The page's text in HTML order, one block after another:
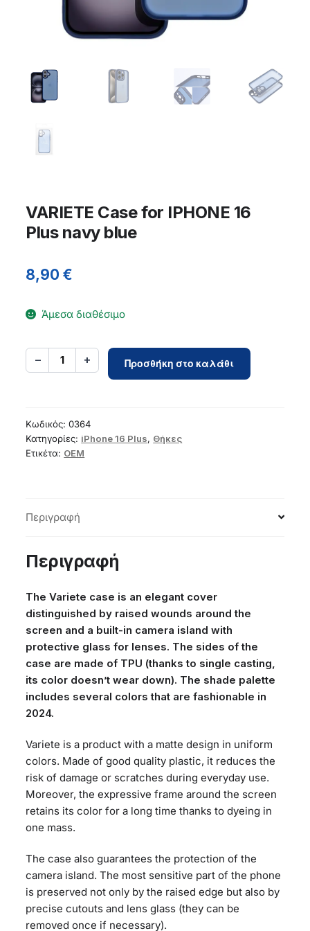
VARIETE Case for IPHONE 16
Plus navy blue
8,90€
Άμεσα διαθέσιμο
− 1 +
VARIETE
Case
Plus
Προσθήκη στο καλάθι
Κωδικός:0364
Κατηγορίες: iPhone 16 Plus, Θήκες
Ετικέτα: OEM
Περιγραφή
Περιγραφή
The Variete case is an elegant cover
distinguished by raised wounds around the
screen and a built-in camera island with
protective glass for lenses. The sides of the
case are made of TPU (thanks to single casting,
its color doesn’t wear down). The shade palette
includes several colors that are fashionable in
2024.
Variete is a product with a matte design in uniform
colors. Made of good quality plastic, it reduces the
risk of damage or scratches during everyday use.
Moreover, the expressive frame around the screen
retains its color for a long time thanks to dyeing in
one mass.
The case also guarantees the protection of the
camera island. The most sensitive part of the phone
is preserved not only by the raised edge but also by
precise cutouts and lens glass (they can be
removed once if necessary).